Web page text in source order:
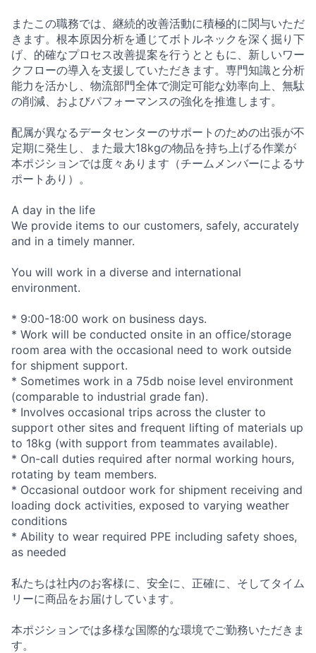
またこの職務では、継続的改善活動に積極的に関与いただ
きます。根本原因分析を通じてボトルネックを深く掘り下
げ、的確なプロセス改善提案を行うとともに、新しいワー
クフローの導入を支援していただきます。専門知識と分析
能力を活かし、物流部門全体で測定可能な効率向上、無駄
の削減、およびパフォーマンスの強化を推進します。
配属が異なるデータセンターのサポートのための出張が不
定期に発生し、また最大18kgの物品を持ち上げる作業が
本ポジションでは度々あります（チームメンバーによるサ
ポートあり）。
A day in the life
We provide items to our customers, safely, accurately
and in a timely manner.
You will work in a diverse and international
environment.
* 9:00-18:00 work on business days.
* Work will be conducted onsite in an office/storage
room area with the occasional need to work outside
for shipment support.
* Sometimes work in a 75db noise level environment
(comparable to industrial grade fan).
* Involves occasional trips across the cluster to
support other sites and frequent lifting of materials up
to 18kg (with support from teammates available).
* On-call duties required after normal working hours,
rotating by team members.
* Occasional outdoor work for shipment receiving and
loading dock activities, exposed to varying weather
conditions
* Ability to wear required PPE including safety shoes,
as needed
私たちは社内のお客様に、安全に、正確に、そしてタイム
リーに商品をお届けしています。
本ポジションでは多様な国際的な環境でご勤務いただきま
す。